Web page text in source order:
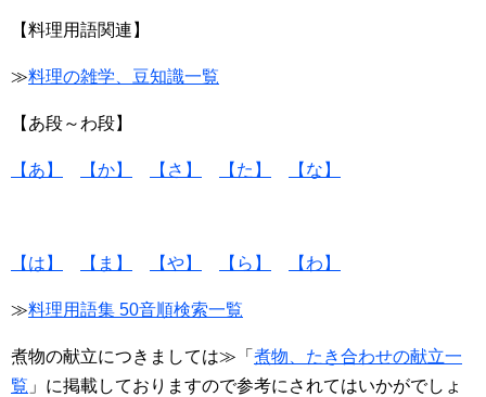
【料理用語関連】
≫料理の雑学、豆知識一覧
【あ段～わ段】
【あ】 【か】 【さ】 【た】 【な】
【は】 【ま】 【や】 【ら】 【わ】
≫料理用語集 50音順検索一覧
煮物の献立につきましては≫「 煮物、たき合わせの献立一
覧 」に掲載しておりますので参考にされてはいかがでしょ